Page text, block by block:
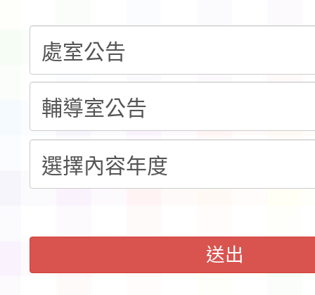
「115年桃園市運動會
錦標賽」海洋艇及
域)，申請變更地點
「114-115年度
計畫」公費接種對象擴
115學年度迎新活動暨
會活動流程表
送出